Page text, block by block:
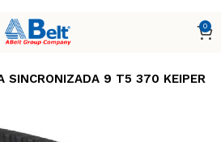
0
SINCRONIZADA 9 T5 370 KEIPER